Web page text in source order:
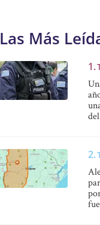
Las Más